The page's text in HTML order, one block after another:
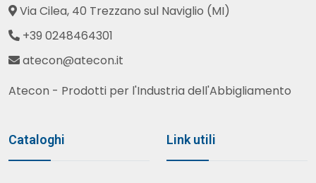
Via Cilea, 40 Trezzano sul Naviglio (MI)
+39 0248464301
atecon@atecon.it
Atecon - Prodotti per l'Industria dell'Abbigliamento
Cataloghi Link utili